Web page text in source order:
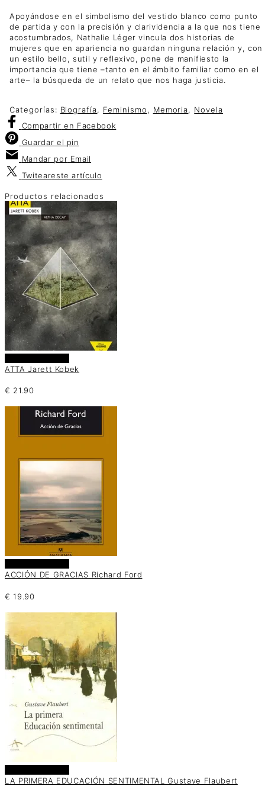
Apoyándose en el simbolismo del vestido blanco como punto
de partida y con la precisión y clarividencia a la que nos tiene
acostumbrados, Nathalie Léger vincula dos historias de
mujeres que en apariencia no guardan ninguna relación y, con
un estilo bello, sutil y reflexivo, pone de manifiesto la
importancia que tiene –tanto en el ámbito familiar como en el
arte– la búsqueda de un relato que nos haga justicia.
Categorías: Biografía, Feminismo, Memoria, Novela
Compartir en Facebook
Guardar el pin
Mandar por Email
Twiteareste artículo
Productos relacionados
ATTA Jarett Kobek
€ 21.90
ACCIÓN DE GRACIAS Richard Ford
€ 19.90
LA PRIMERA EDUCACIÓN SENTIMENTAL Gustave Flaubert